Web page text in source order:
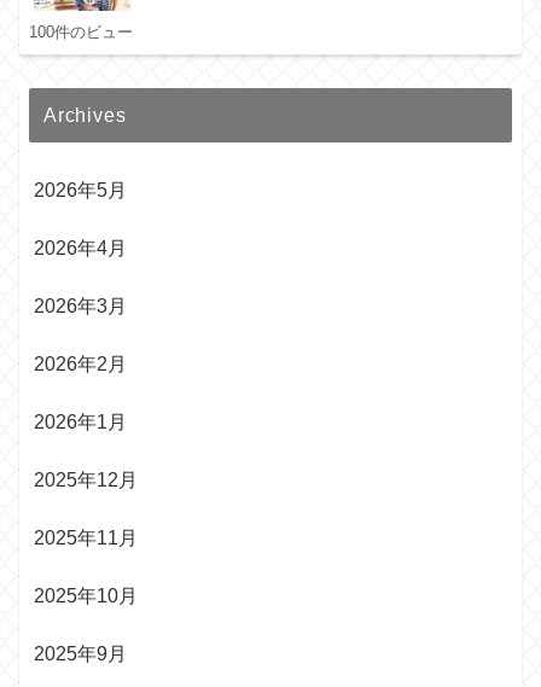
100件のビュー
Archives
2026年5月
2026年4月
2026年3月
2026年2月
2026年1月
2025年12月
2025年11月
2025年10月
2025年9月